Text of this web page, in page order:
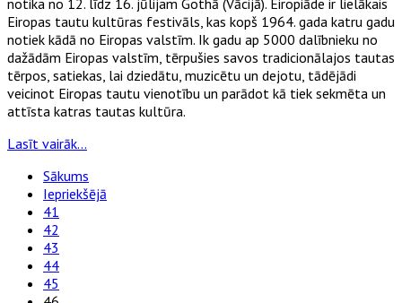
Eiropas tautu kultūras festivāls, kas kopš 1964. gada katru gadu
notiek kādā no Eiropas valstīm. Ik gadu ap 5000 dalībnieku no
dažādām Eiropas valstīm, tērpušies savos tradicionālajos tautas
tērpos, satiekas, lai dziedātu, muzicētu un dejotu, tādējādi
veicinot Eiropas tautu vienotību un parādot kā tiek sekmēta un
attīsta katras tautas kultūra.
Lasīt vairāk...
Sākums
Iepriekšējā
41
42
43
44
45